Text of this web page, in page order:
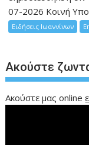
07-2026 Κοινή
Ειδήσεις Ιωαννίνων
Ακούστε
Ακούστε μας online